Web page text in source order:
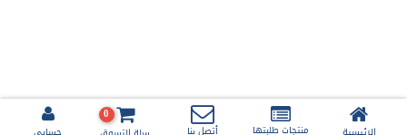
منتجات طلبتها أتصل بنا
0